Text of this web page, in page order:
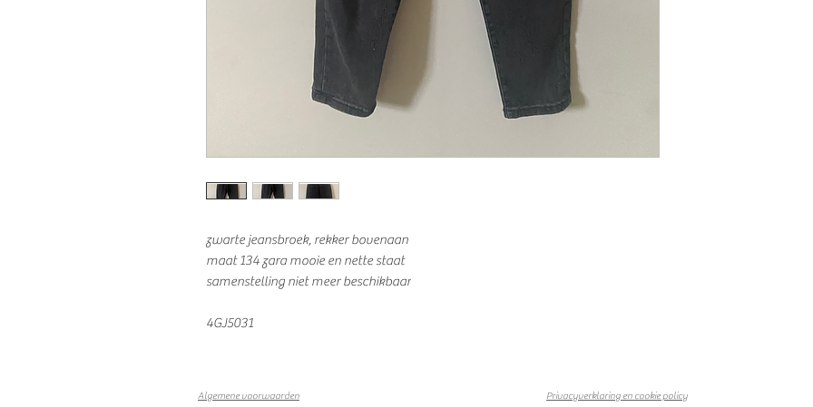
zwarte jeansbroek, rekker bovenaan
maat 134 zara mooie en nette staat
samenstelling niet meer beschikbaar
4GJ5031
Algemene voorwaarden Privacyverklaring en cookie policy